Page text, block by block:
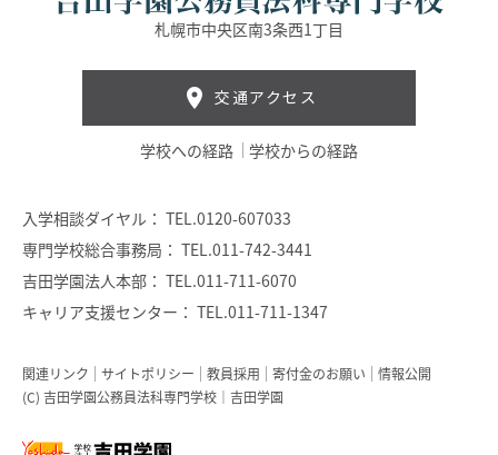
札幌市中央区南3条西1丁目
交通アクセス
学校への経路 学校からの経路
入学相談ダイヤル： TEL.0120-607033
専門学校総合事務局： TEL.011-742-3441
吉田学園法人本部： TEL.011-711-6070
キャリア支援センター： TEL.011-711-1347
関連リンク サイトポリシー 教員採用 寄付金のお願い
情報公開
(C) 吉田学園公務員法科専門学校｜吉田学園